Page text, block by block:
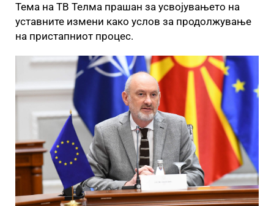
Тема на ТВ Телма прашан за усвојувањето на
уставните измени како услов за продолжување
на пристапниот процес.